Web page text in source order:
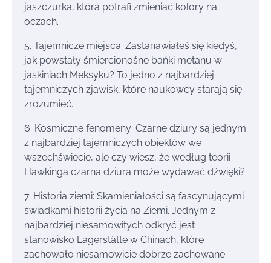
jaszczurka, która potrafi zmieniać kolory na
oczach.
5. Tajemnicze miejsca: Zastanawiałeś się kiedyś,
jak powstały śmiercionośne bańki metanu w
jaskiniach Meksyku? To jedno z najbardziej
tajemniczych zjawisk, które naukowcy starają się
zrozumieć.
6. Kosmiczne fenomeny: Czarne dziury są jednym
z najbardziej tajemniczych obiektów we
wszechświecie, ale czy wiesz, że według teorii
Hawkinga czarna dziura może wydawać dźwięki?
7. Historia ziemi: Skamieniałości są fascynującymi
świadkami historii życia na Ziemi. Jednym z
najbardziej niesamowitych odkryć jest
stanowisko Lagerstätte w Chinach, które
zachowało niesamowicie dobrze zachowane